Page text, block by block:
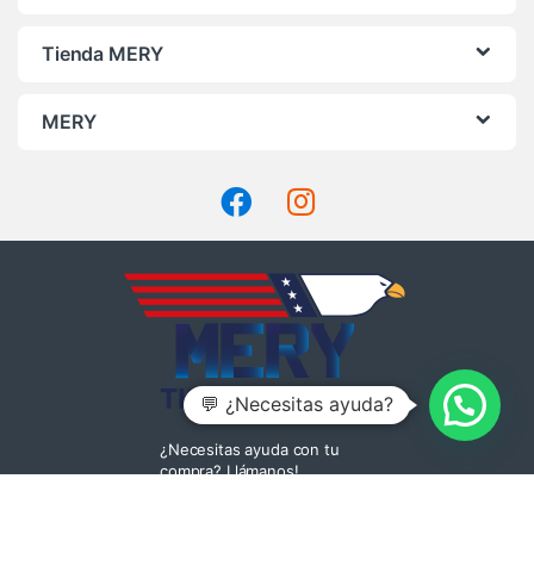
Tienda MERY
MERY
¿Necesitas ayuda con tu
compra? Llámanos!
💬 ¿Necesitas ayuda?